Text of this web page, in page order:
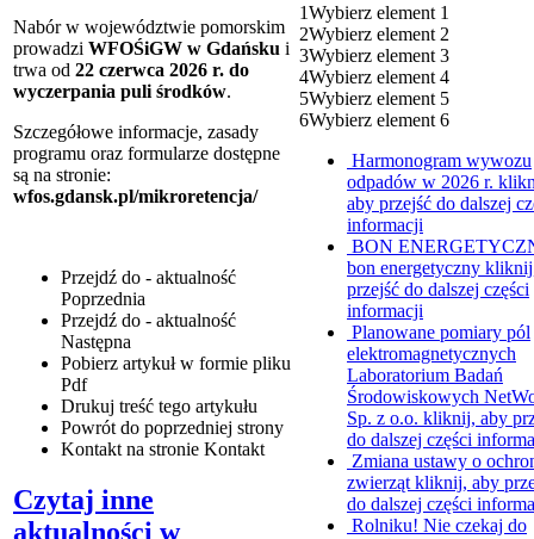
Nabór w województwie pomorskim
prowadzi WFOŚiGW w Gdańsku i
trwa od 22 czerwca 2026 r. do
wyczerpania puli środków.
Szczegółowe informacje, zasady
programu oraz formularze dostępne
są na stronie:
wfos.gdansk.pl/mikroretencja/
Przejdź do - aktualność
Poprzednia
Przejdź do - aktualność
Następna
Pobierz artykuł w formie pliku
Pdf
Drukuj treść tego artykułu
Powrót do poprzedniej strony
Kontakt na stronie Kontakt
Czytaj inne
aktualności w
1Wybierz element 1
2Wybierz element 2
3Wybierz element 3
4Wybierz element 4
5Wybierz element 5
6Wybierz element 6
Harmonogram wywozu
odpadów w 2026 r.
aby przejść do dalszej
informacji
BON
bon energetyczny
przejść do dalszej części
informacji
Planowane pomiary pól
elektromagnetycznych
Laboratorium Badań
Środowiskowych
Sp. z o.o. kliknij, aby
do dalszej części
Zmiana ustawy o
zwierząt kliknij, aby
do dalszej części
Rolniku! Nie czekaj do